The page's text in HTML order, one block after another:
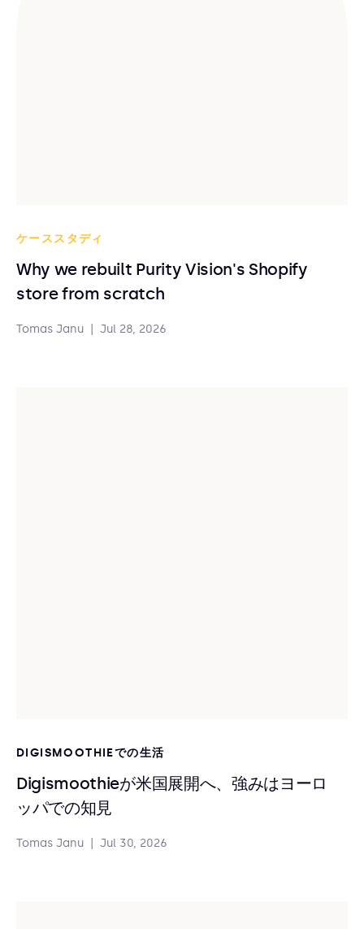
ケーススタディ
Why we rebuilt Purity Vision's Shopify
store from scratch
Tomas Janu Jul 28, 2026
DIGISMOOTHIEでの生活
Digismoothieが米国展開へ、強みはヨーロ
ッパでの知見
Tomas Janu Jul 30, 2026